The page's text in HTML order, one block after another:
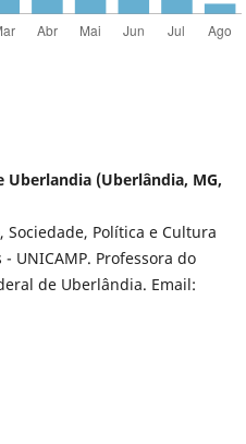
Uberlandia (Uberlândia, MG,
Sociedade, Política e Cultura
UNICAMP. Professora do
de Uberlândia. Email: